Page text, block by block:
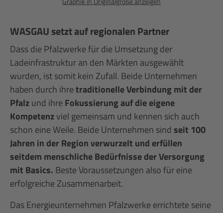
WASGAU setzt auf regionalen Partner
Dass die Pfalzwerke für die Umsetzung der
Ladeinfrastruktur an den Märkten ausgewählt
wurden, ist somit kein Zufall. Beide Unternehmen
haben durch ihretraditionelle Verbindung mit der
Pfalzund ihre Fokussierung auf die eigene
Kompetenzviel gemeinsam und kennen sich auch
schon eine Weile. Beide Unternehmen sind seit 100
Jahren in der Region verwurzelt und erfüllen
seitdem menschliche Bedürfnisse der Versorgung
mit Basics. Beste Voraussetzungen also für eine
erfolgreiche Zusammenarbeit.
Das Energieunternehmen Pfalzwerke errichtete seine